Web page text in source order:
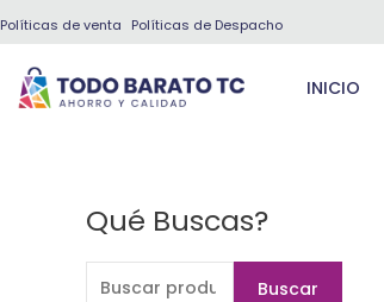
al
contenido
Políticas de venta Políticas de Despacho
INICIO
Qué Buscas?
B
Buscar